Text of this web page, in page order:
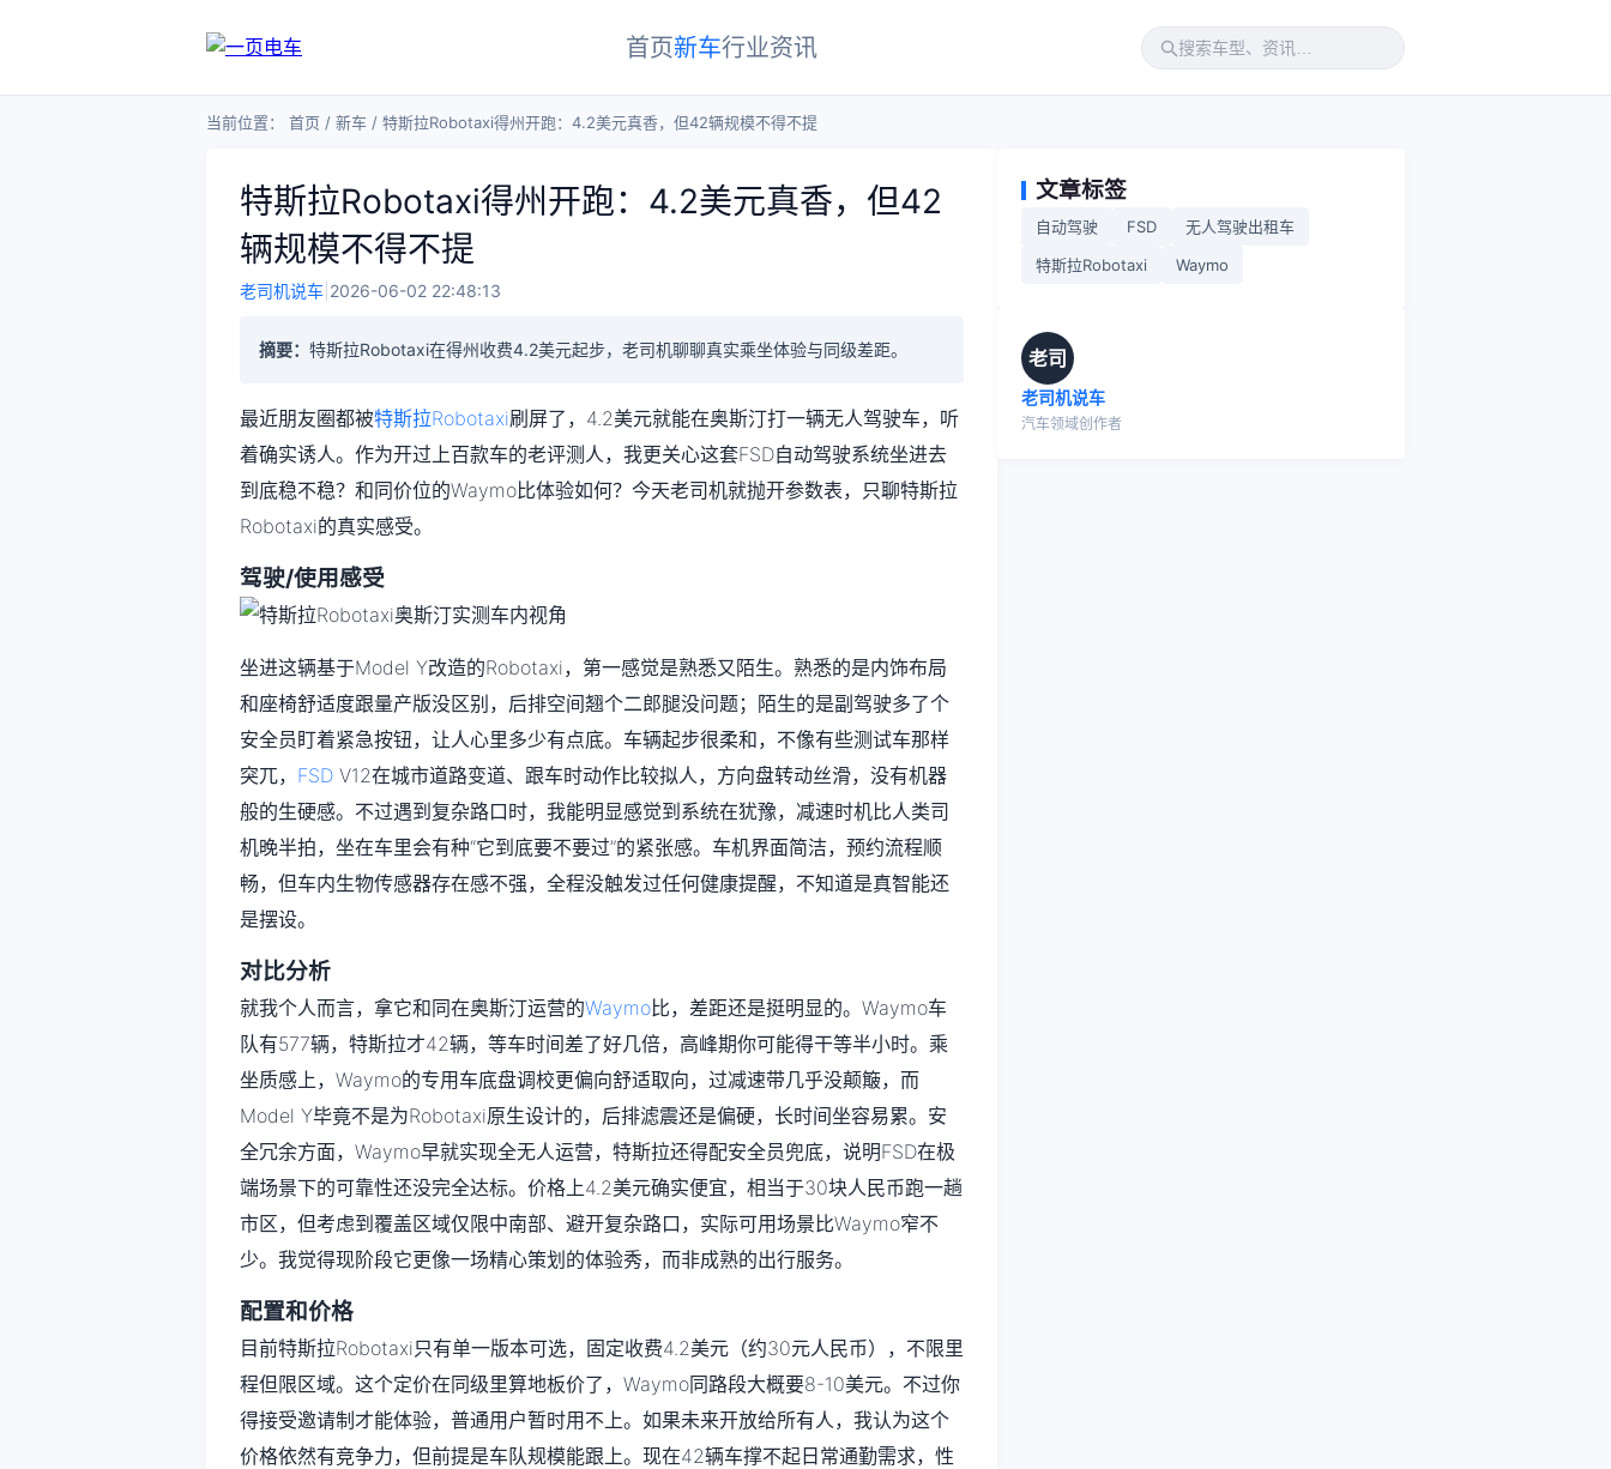
首页新车行业资讯
当前位置： 首页 / 新车 / 特斯拉Robotaxi得州开跑：4.2美元真香，但42辆规模不得不提
特斯拉Robotaxi得州开跑：4.2美元真香，但42
辆规模不得不提
老司机说车 2026-06-02 22:48:13
摘要： 特斯拉Robotaxi在得州收费4.2美元起步，老司机聊聊真实乘坐体验与同级差距。
最近朋友圈都被特斯拉Robotaxi刷屏了，4.2美元就能在奥斯汀打一辆无人驾驶车，听
着确实诱人。作为开过上百款车的老评测人，我更关心这套FSD自动驾驶系统坐进去
到底稳不稳？和同价位的Waymo比体验如何？今天老司机就抛开参数表，只聊特斯拉
Robotaxi的真实感受。
驾驶/使用感受
坐进这辆基于Model Y改造的Robotaxi，第一感觉是熟悉又陌生。熟悉的是内饰布局
和座椅舒适度跟量产版没区别，后排空间翘个二郎腿没问题；陌生的是副驾驶多了个
安全员盯着紧急按钮，让人心里多少有点底。车辆起步很柔和，不像有些测试车那样
突兀， FSD V12在城市道路变道、跟车时动作比较拟人，方向盘转动丝滑，没有机器
般的生硬感。不过遇到复杂路口时，我能明显感觉到系统在犹豫，减速时机比人类司
机晚半拍，坐在车里会有种“它到底要不要过”的紧张感。车机界面简洁，预约流程顺
畅，但车内生物传感器存在感不强，全程没触发过任何健康提醒，不知道是真智能还
是摆设。
对比分析
就我个人而言，拿它和同在奥斯汀运营的Waymo比，差距还是挺明显的。Waymo车
队有577辆，特斯拉才42辆，等车时间差了好几倍，高峰期你可能得干等半小时。乘
坐质感上，Waymo的专用车底盘调校更偏向舒适取向，过减速带几乎没颠簸，而
Model Y毕竟不是为Robotaxi原生设计的，后排滤震还是偏硬，长时间坐容易累。安
全冗余方面，Waymo早就实现全无人运营，特斯拉还得配安全员兜底，说明FSD在极
端场景下的可靠性还没完全达标。价格上4.2美元确实便宜，相当于30块人民币跑一趟
市区，但考虑到覆盖区域仅限中南部、避开复杂路口，实际可用场景比Waymo窄不
少。我觉得现阶段它更像一场精心策划的体验秀，而非成熟的出行服务。
配置和价格
目前特斯拉Robotaxi只有单一版本可选，固定收费4.2美元（约30元人民币），不限里
程但限区域。这个定价在同级里算地板价了，Waymo同路段大概要8-10美元。不过你
得接受邀请制才能体验，普通用户暂时用不上。如果未来开放给所有人，我认为这个
价格依然有竞争力，但前提是车队规模能跟上。现在42辆车撑不起日常通勤需求，性
文章标签
自动驾驶 FSD
无人驾驶出租车
特斯拉Robotaxi
Waymo
老司
老司机说车
汽车领域创作者